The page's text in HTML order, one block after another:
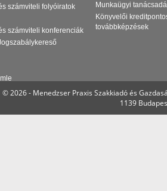
számviteli folyóiratok
számviteli konferenciák
Munkaügyi
Könyvelői
továbbképzések
© 2026 - Menedzser Praxis Szakkiadó és
1139